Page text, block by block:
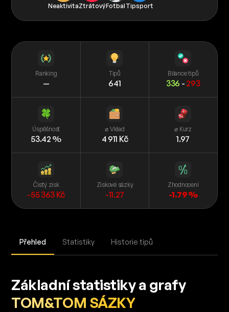
NeaktivitaZtrátovýFotbal Tipsport
Ranking
—
Tipů
641
Bilance tipů
336 - 293
Úspěšnost
53.42 %
⌀ Vklad
4 911 Kč
⌀ Kurz
1.97
Čistý zisk
-55 363 Kč
Ziskové sázky
-11.27
Zhodnocení
-1.79 %
Přehled Statistiky Historie tipů
Základní statistiky a grafy
TOM&TOM SÁZKY